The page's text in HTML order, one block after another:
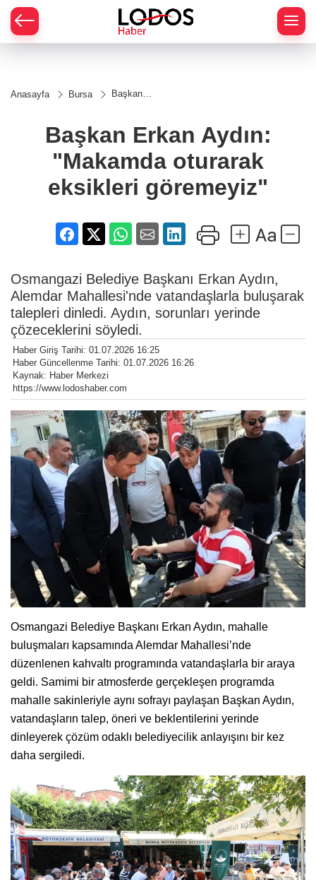
Anasayfa Bursa
Başkan
"Makamda
oturarak
göremeyiz"
Başkan Erkan Aydın:
"Makamda oturarak
eksikleri göremeyiz"
Osmangazi Belediye Başkanı Erkan Aydın,
Alemdar Mahallesi'nde vatandaşlarla buluşarak
talepleri dinledi. Aydın, sorunları yerinde
çözeceklerini söyledi.
Haber Giriş Tarihi: 01.07.2026 16:25
Haber Güncellenme Tarihi: 01.07.2026 16:26
Kaynak: Haber Merkezi
https://www.lodoshaber.com
Osmangazi Belediye Başkanı Erkan Aydın, mahalle
buluşmaları kapsamında Alemdar Mahallesi’nde
düzenlenen kahvaltı programında vatandaşlarla bir araya
geldi. Samimi bir atmosferde gerçekleşen programda
mahalle sakinleriyle aynı sofrayı paylaşan Başkan Aydın,
vatandaşların talep, öneri ve beklentilerini yerinde
dinleyerek çözüm odaklı belediyecilik anlayışını bir kez
daha sergiledi.